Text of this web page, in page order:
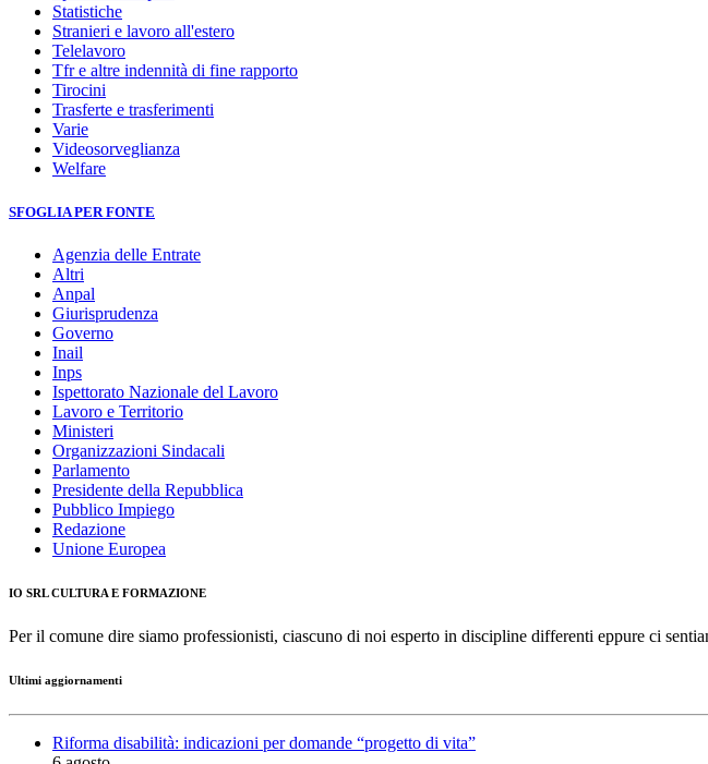
Statistiche
Stranieri e lavoro all'estero
Telelavoro
Tfr e altre indennità di fine rapporto
Tirocini
Trasferte e trasferimenti
Varie
Videosorveglianza
Welfare
SFOGLIA PER FONTE
Agenzia delle Entrate
Altri
Anpal
Giurisprudenza
Governo
Inail
Inps
Ispettorato Nazionale del Lavoro
Lavoro e Territorio
Ministeri
Organizzazioni Sindacali
Parlamento
Presidente della Repubblica
Pubblico Impiego
Redazione
Unione Europea
IO SRL CULTURA E FORMAZIONE
Per il comune dire siamo professionisti, ciascuno di noi esperto in discipline differenti eppure ci
Ultimi aggiornamenti
Riforma disabilità: indicazioni per domande “progetto di vita”